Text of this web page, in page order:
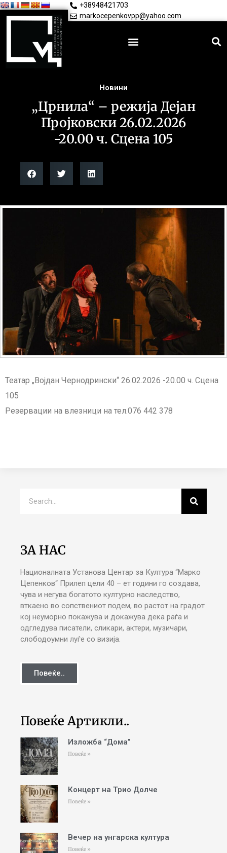
+38948421703
markocepenkovpp@yahoo.com
Новини
„Црнила“ – режија Дејан
Пројковски 26.02.2026
-20.00 ч. Сцена 105
Театар „Војдан Чернодрински“ 26.02.2026 -20.00 ч. Сцена
105
Резервации на влезници на тел.076 442 378
ЗА НАС
Националната Установа Центар за Култура “Марко
Цепенков“ Прилеп цели 40 – ет години го создава,
чува и негува богатото културно наследство,
вткаено во сопствениот подем, во растот на градот
кој неуморно покажува и докажува дека раѓа и
одгледува писатели, сликари, актери, музичари,
слободоумни луѓе со визија.
Повеќе..
Повеќе Артикли..
Изложба “Дома”
Повеќе »
Концерт на Трио Долче
Повеќе »
Вечер на унгарска култура
Повеќе »